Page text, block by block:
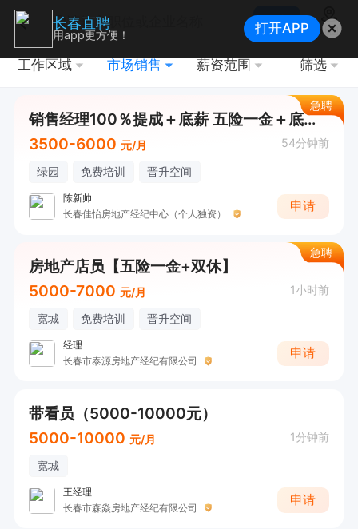
搜索
地图
工作区域 市场销售 薪资范围 筛选
急聘
销售经理100％提成＋底薪 五险一金＋底薪＋提成
3500-6000 元/月 54分钟前
绿园 免费培训 晋升空间
陈新帅
长春佳怡房地产经纪中心（个人独资）
申请
急聘
房地产店员【五险一金+双休】
5000-7000 元/月 1小时前
宽城 免费培训 晋升空间
经理
长春市泰源房地产经纪有限公司
申请
带看员（5000-10000元）
5000-10000 元/月 1分钟前
宽城
王经理
长春市森焱房地产经纪有限公司
申请
长春直聘
用app更方便！ 打开APP